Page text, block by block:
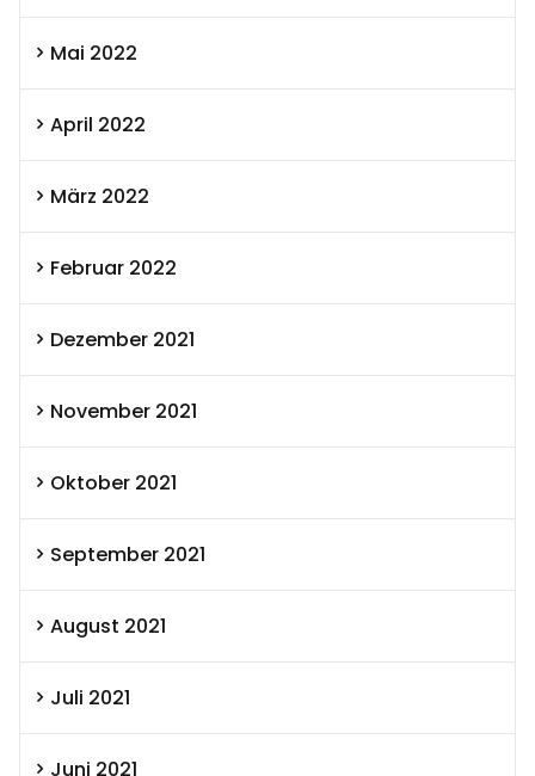
Mai 2022
April 2022
März 2022
Februar 2022
Dezember 2021
November 2021
Oktober 2021
September 2021
August 2021
Juli 2021
Juni 2021